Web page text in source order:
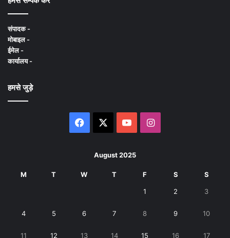
संपादक -
मोबाइल -
ईमेल -
कार्यालय -
हमसे जुड़े
Facebook YouTubeInstagram
August 2025
M T W T F S S
1 2 3
4 5 6 7 8 9 10
11 12 13 14 15 16 17